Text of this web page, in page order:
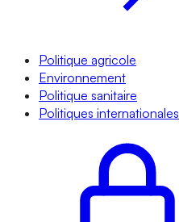
Politique agricole
Environnement
Politique sanitaire
Politiques internationales